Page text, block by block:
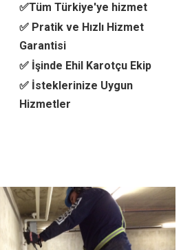
✅Tüm Türkiye'ye hizmet
✅ Pratik ve Hızlı Hizmet
Garantisi
✅ İşinde Ehil Karotçu Ekip
✅ İsteklerinize Uygun
Hizmetler